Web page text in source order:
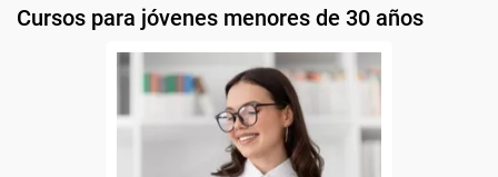
Cursos para jóvenes menores de 30 años